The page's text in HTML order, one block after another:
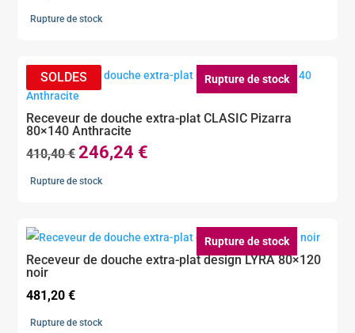
Rupture de stock
Rupture de stock
Receveur de douche extra-plat CLASIC Pizarra
80×140 Anthracite
410,40€Le
prix
410,40 €.
246,24 €
246,24 €.
Rupture de stock
Rupture de stock
Receveur de douche extra-plat design LYRA 80×120
noir
481,20€
Rupture de stock